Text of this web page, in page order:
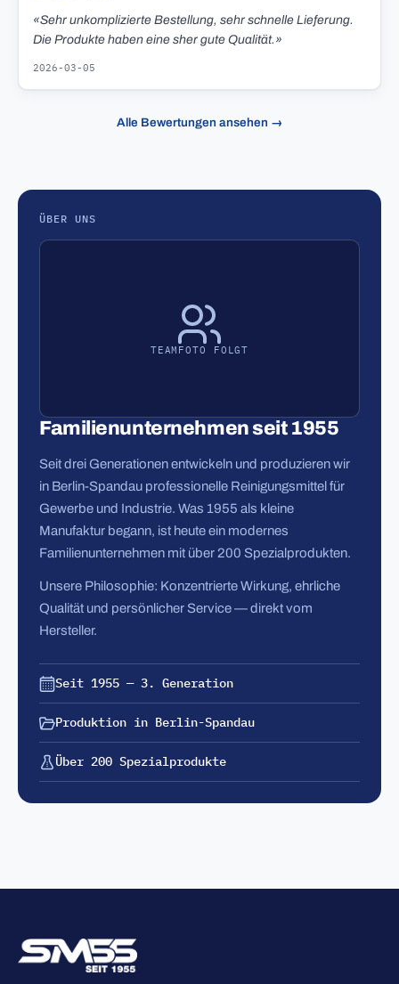
«Sehr unkomplizierte Bestellung, sehr schnelle Lieferung.
Die Produkte haben eine sher gute Qualität.»
2026-03-05
Alle Bewertungen ansehen →
ÜBER UNS
TEAMFOTO FOLGT
Familienunternehmen seit 1955
Seit drei Generationen entwickeln und produzieren wir
in Berlin-Spandau professionelle Reinigungsmittel für
Gewerbe und Industrie. Was 1955 als kleine
Manufaktur begann, ist heute ein modernes
Familienunternehmen mit über 200 Spezialprodukten.
Unsere Philosophie: Konzentrierte Wirkung, ehrliche
Qualität und persönlicher Service — direkt vom
Hersteller.
Seit 1955 — 3. Generation
Produktion in Berlin-Spandau
Über 200 Spezialprodukte